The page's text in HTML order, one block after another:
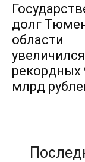
долг
области
рекордных
млрд